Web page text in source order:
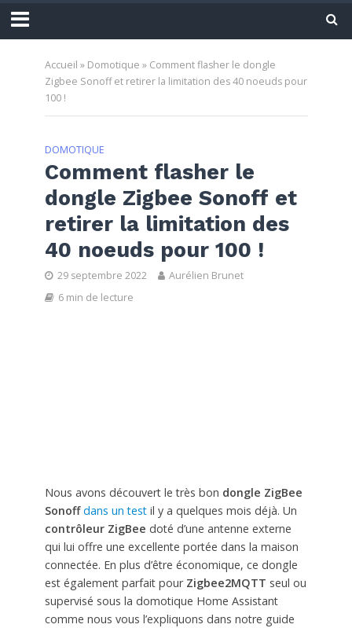
Accueil » Domotique » Comment flasher le dongle
Zigbee Sonoff et retirer la limitation des 40 noeuds pour
100 !
DOMOTIQUE
Comment flasher le
dongle Zigbee Sonoff et
retirer la limitation des
40 noeuds pour 100 !
29 septembre 2022
Aurélien Brunet
6 min de lecture
Nous avons découvert le très bon dongle ZigBee
Sonoff dans un testil y a quelques mois déjà. Un
contrôleur ZigBee doté d’une antenne externe
qui lui offre une excellente portée dans la maison
connectée. En plus d’être économique, ce dongle
est également parfait pour Zigbee2MQTT seul ou
supervisé sous la domotique Home Assistant
comme nous vous l’expliquons dans notre guide